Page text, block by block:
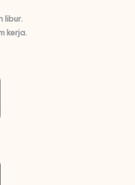
libur.
kerja.